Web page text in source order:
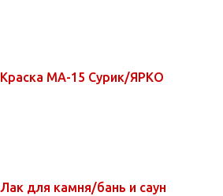
Краска МА-15 Сурик/ЯРКО
Лак для камня/бань и саун